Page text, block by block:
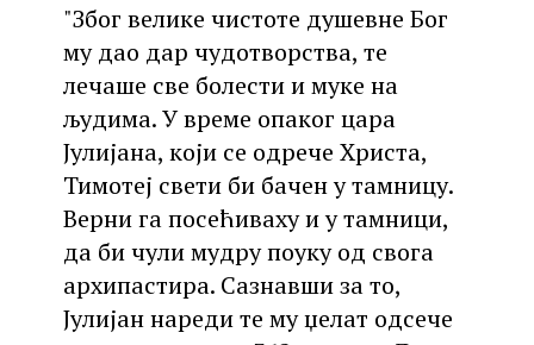
"Због велике чистоте душевне Бог
му дао дар чудотворства, те
лечаше све болести и муке на
људима. У време опаког цара
Јулијана, који се одрече Христа,
Тимотеј свети би бачен у тамницу.
Верни га посећиваху и у тамници,
да би чули мудру поуку од свога
архипастира. Сазнавши за то,
Јулијан нареди те му џелат одсече